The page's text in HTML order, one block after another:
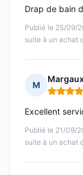
Publié le 25/09/
suite à un achat
Drap de bain
M
Note : 5
Publié le 21/09/
suite à un achat
Excellent